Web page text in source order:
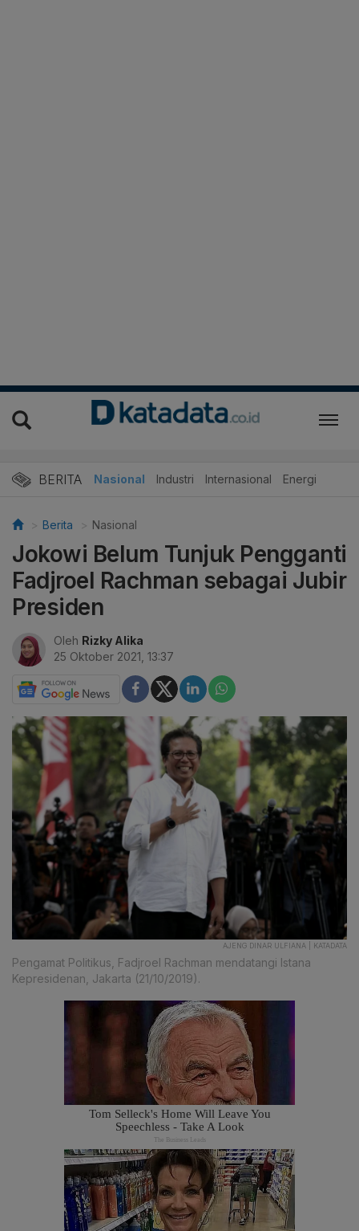
BERITA Nasional Industri Internasional Energi
Berita Nasional
Jokowi Belum Tunjuk Pengganti
Fadjroel Rachman sebagai Jubir
Presiden
Oleh Rizky Alika
25 Oktober 2021, 13:37
AJENG DINAR ULFIANA | KATADATA
Pengamat Politikus, Fadjroel Rachman mendatangi Istana
Kepresidenan, Jakarta (21/10/2019).